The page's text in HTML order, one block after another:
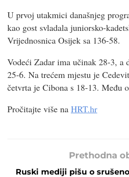
U prvoj utakmici današnjeg
kao gost svladala juniorsko-
Vrijednosnica Osijek sa 136-58.
Vodeći Zadar ima učinak 28-3, a
25-6. Na trećem mjestu je
četvrta je Cibona s 18-13. Među
Pročitajte više na HRT.hr
Prethodna
Ruski mediji pišu o